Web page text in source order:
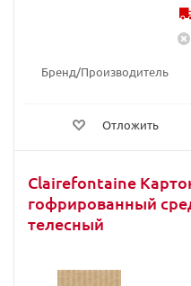
Бренд/Производитель
Отложить
Clairefontaine
гофрированный
телесный